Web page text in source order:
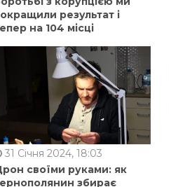
результат і
на 104 місці
31 Січня 2024, 18:03
своїми руками: як
збирає